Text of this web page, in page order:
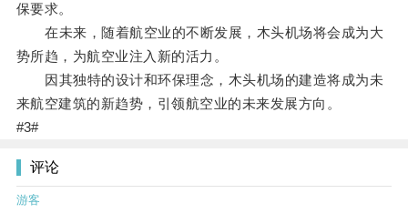
保要求。
在未来，随着航空业的不断发展，木头机场将会成为大
势所趋，为航空业注入新的活力。
因其独特的设计和环保理念，木头机场的建造将成为未
来航空建筑的新趋势，引领航空业的未来发展方向。
#3#
评论
游客